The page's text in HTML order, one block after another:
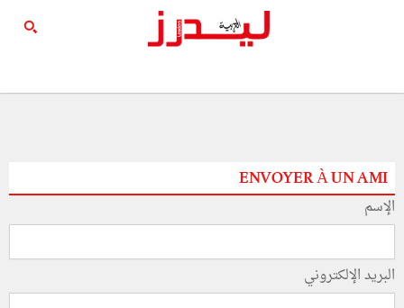
ENVOYER À UN AMI
الإسم
البريد الإلكتروني